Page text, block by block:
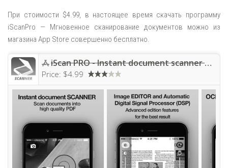
При стоимости $4.99, в настоящее время скачать программу
iScanPro — Мгновенное сканирование документов можно из
магазина App Store совершенно бесплатно.
iScan PRO - Instant document scanner & translator
Price: $4.99